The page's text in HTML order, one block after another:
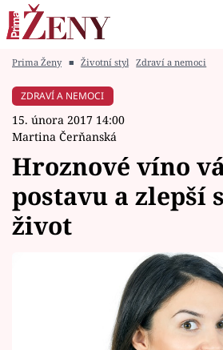
Módní alarm
Zrádci
Témata
Celebrity
Prima Ženy ■ Životní styl Zdraví a nemoci
ZDRAVÍ A NEMOCI
15. února 2017 14:00
Martina Čerňanská
Hroznové víno
postavu a zlepší
život